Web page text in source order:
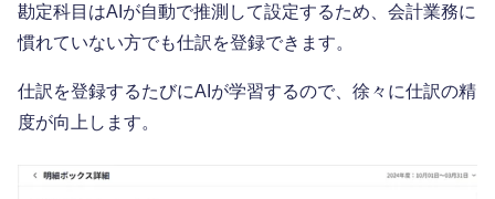
勘定科目はAIが自動で推測して設定するため、会計業務に
慣れていない方でも仕訳を登録できます。
仕訳を登録するたびにAIが学習するので、徐々に仕訳の精
度が向上します。